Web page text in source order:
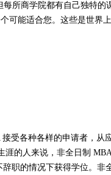
所商学院都有自己独特的
可能适合您。这些是世界
受各种各样的申请者，从
的人来说，非全日制
职的情况下获得学位。非